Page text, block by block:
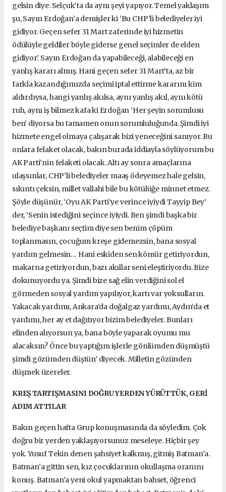
gelsin diye. Selçuk’ta da aynı şeyi yapıyor. Temel yaklaşım
şu, Sayın Erdoğan’a demişler ki ‘Bu CHP’li belediyeler iyi
gidiyor. Geçen sefer 31 Mart zaferinde iyi hizmetin
ödülüyle geldiler böyle giderse genel seçimler de elden
gidiyor.’ Sayın Erdoğan da yapabileceği, alabileceği en
yanlış kararı almış. Hani geçen sefer 31 Mart’ta, az bir
farkla kazandığımızda seçimi iptal ettirme kararını kim
aldırdıysa, hangi yanlış akılsa, aynı yanlış akıl, aynı kötü
ruh, aynı iş bilmez kafa ki Erdoğan ‘Her şeyin sorumlusu
ben’ diyorsa bu tamamen onun sorumluluğunda. Şimdi iyi
hizmete engel olmaya çalışarak bizi yeneceğini sanıyor. Bu
onlara felaket olacak, bakın burada iddiayla söylüyorum bu
AK Parti’nin felaketi olacak. Altı ay sonra amaçlarına
ulaşsınlar, CHP’li belediyeler maaş ödeyemez hale gelsin,
sıkıntı çeksin, millet vallahi bile bu kötülüğe minnet etmez.
Şöyle düşünür, ‘Oyu AK Parti‘ye verince iyiydi Tayyip Bey’
der, ‘Senin istediğini seçince iyiydi. Ben şimdi başka bir
belediye başkanı seçtim diye sen benim çöpüm
toplanmasın, çocuğum kreşe gidemezsin, bana sosyal
yardım gelmesin… Hani eskiden sen kömür getiriyordun,
makarna getiriyordun, bazı akıllar seni eleştiriyordu. Bize
dokunuyordu ya. Şimdi bize sağ elin verdiğini sol el
görmeden sosyal yardım yapılıyor, kartı var yoksulların.
Yakacak yardımı, Ankara’da doğalgaz yardımı, Aydın’da et
yardımı, her ay et dağıtıyor bizim belediyeler. Bunları
elinden alıyorsun ya, bana böyle yaparak oyumu mu
alacaksın? Önce bu yaptığım işlerle gönlümden düşmüştü
şimdi gözümden düştün’ diyecek. Milletin gözünden
düşmek üzereler.
KREŞ TARTIŞMASINI DOĞRU YERDEN YÜRÜTTÜK, GERİ
ADIM ATTILAR
Bakın geçen hafta Grup konuşmasında da söyledim. Çok
doğru bir yerden yaklaşıyorsunuz meseleye. Hiçbir şey
yok. Yusuf Tekin denen şahsiyet kalkmış, gitmiş Batman’a.
Batman’a gittin sen, kız çocuklarının okullaşma oranını
konuş. Batman’a yeni okul yapmaktan bahset, öğrenci